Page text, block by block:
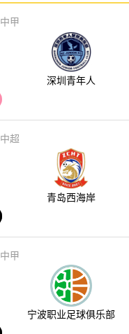
中甲
深圳青年人
中超
青岛西海岸
中甲
宁波职业足球俱乐部